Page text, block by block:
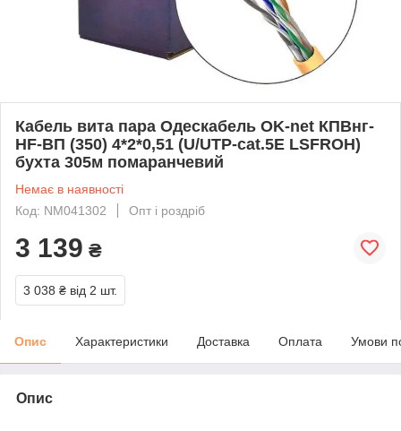
Кабель вита пара Одескабель OK-net КПВнг-
HF-ВП (350) 4*2*0,51 (U/UTP-cat.5E LSFROH)
бухта 305м помаранчевий
Немає в наявності
Код: NM041302
Опт і роздріб
3 139 ₴
3 038 ₴ від 2 шт.
Опис Характеристики Доставка Оплата Умови
Опис